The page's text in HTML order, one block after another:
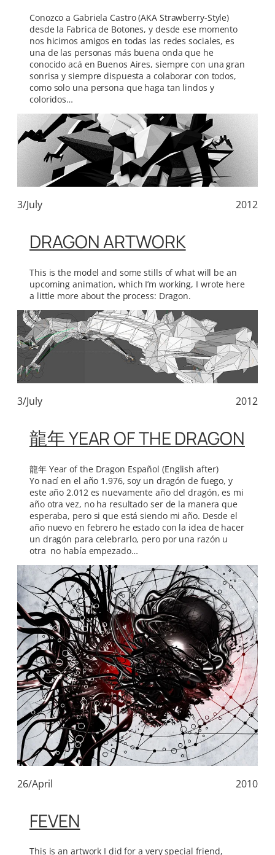
Conozco a Gabriela Castro (AKA Strawberry-Style)
desde la Fabrica de Botones, y desde ese momento
nos hicimos amigos en todas las redes sociales, es
una de las personas más buena onda que he
conocido acá en Buenos Aires, siempre con una gran
sonrisa y siempre dispuesta a colaborar con todos,
como solo una persona que haga tan lindos y
coloridos…
3/July 2012
DRAGON ARTWORK
This is the model and some stills of what will be an
upcoming animation, which I’m working, I wrote here
a little more about the process: Dragon.
3/July 2012
龍年 YEAR OF THE DRAGON
龍年 Year of the Dragon Español (English after)
Yo nací en el año 1.976, soy un dragón de fuego, y
este año 2.012 es nuevamente año del dragón, es mi
año otra vez, no ha resultado ser de la manera que
esperaba, pero si que está siendo mi año. Desde el
año nuevo en febrero he estado con la idea de hacer
un dragón para celebrarlo, pero por una razón u
otra no había empezado…
26/April 2010
FEVEN
This is an artwork I did for a very special friend,